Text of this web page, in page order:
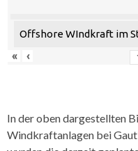
Offshore WIndkraft im
«
‹
In der oben dargestellten
Windkraftanlagen bei